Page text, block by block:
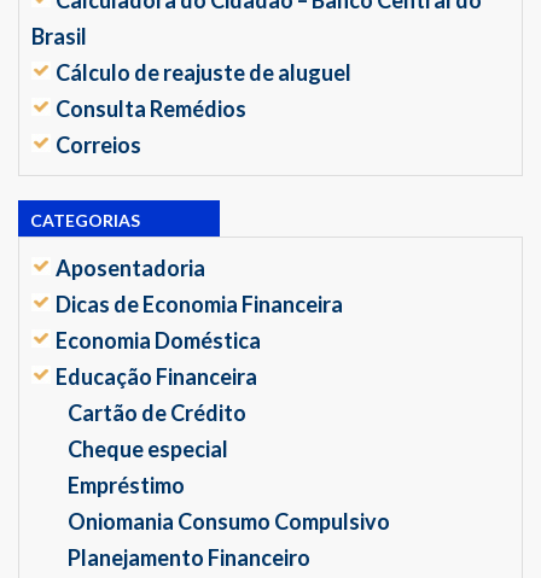
Brasil
Cálculo de reajuste de aluguel
Consulta Remédios
Correios
CATEGORIAS
Aposentadoria
Dicas de Economia Financeira
Economia Doméstica
Educação Financeira
Cartão de Crédito
Cheque especial
Empréstimo
Oniomania Consumo Compulsivo
Planejamento Financeiro